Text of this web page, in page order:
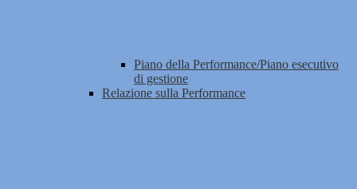
Piano della Performance/Piano esecutivo
di gestione
Relazione sulla Performance